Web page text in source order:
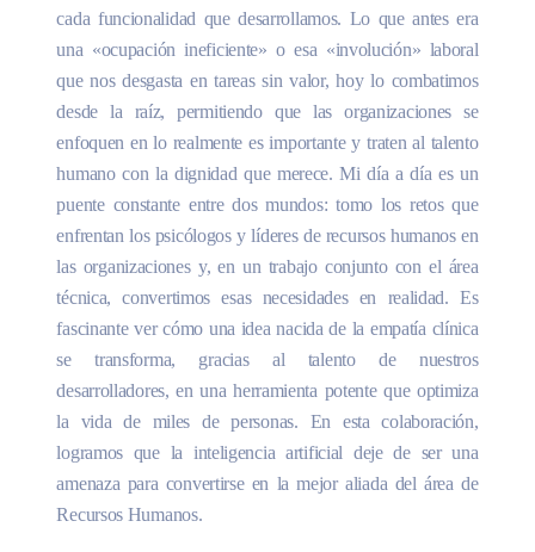
cada funcionalidad que desarrollamos. Lo que antes era
una «ocupación ineficiente» o esa «involución» laboral
que nos desgasta en tareas sin valor, hoy lo combatimos
desde la raíz, permitiendo que las organizaciones se
enfoquen en lo realmente es importante y traten al talento
humano con la dignidad que merece. Mi día a día es un
puente constante entre dos mundos: tomo los retos que
enfrentan los psicólogos y líderes de recursos humanos en
las organizaciones y, en un trabajo conjunto con el área
técnica, convertimos esas necesidades en realidad. Es
fascinante ver cómo una idea nacida de la empatía clínica
se transforma, gracias al talento de nuestros
desarrolladores, en una herramienta potente que optimiza
la vida de miles de personas. En esta colaboración,
logramos que la inteligencia artificial deje de ser una
amenaza para convertirse en la mejor aliada del área de
Recursos Humanos.